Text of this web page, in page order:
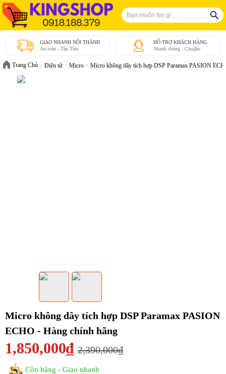
GIAO NHANH NỘI THÀNH
An toàn - Tận Tâm
HỖ TRỢ KHÁCH HÀNG
Nhanh chóng - Chu₫áo
Trang Chủ Điện tử Micro Micro không dây tích hợp DSP Paramax PASION
Micro không dây tích hợp DSP Paramax PASION
ECHO - Hàng chính hãng
1,850,000₫ 2,390,000₫
Còn hàng - Giao nhanh